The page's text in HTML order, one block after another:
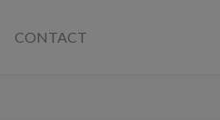
CONTACT